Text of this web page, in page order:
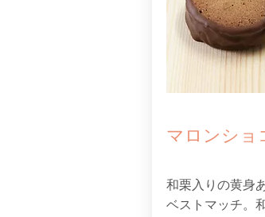
マロンショ
和栗入りの黄身
ベストマッチ。